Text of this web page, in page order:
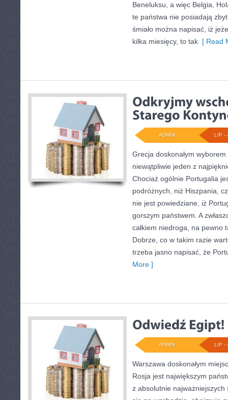
Beneluksu, a więc Belgia,
te państwa nie posiadają
śmiało można napisać, iż
kilka miesięcy, to tak [ Read
LIP -
ADMIN
Grecja doskonałym
niewątpliwie jeden z
Chociaż ogólnie Portugalia
podróżnych, niż Hiszpania,
nie jest powiedziane, iż
gorszym państwem. A
całkiem niedroga, na pewno
Dobrze, co w takim razie
trzeba jasno napisać, że
More ]
LIP -
ADMIN
Warszawa doskonałym
Rosja jest największym
z absolutnie